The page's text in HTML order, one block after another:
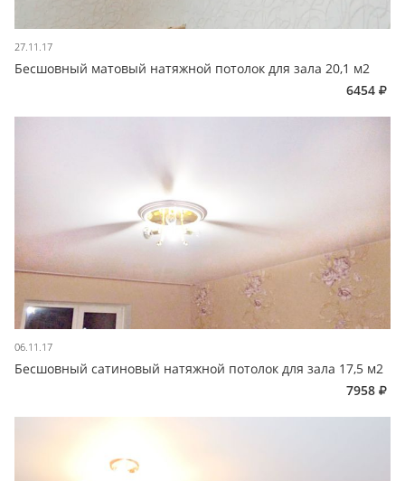
27.11.17
Бесшовный матовый натяжной потолок для зала 20,1 м2
6454
06.11.17
Бесшовный сатиновый натяжной потолок для зала 17,5 м2
7958